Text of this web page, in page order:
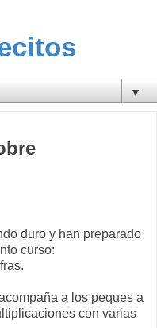
▼
duro y han preparado
curso:
a los peques a
con varias